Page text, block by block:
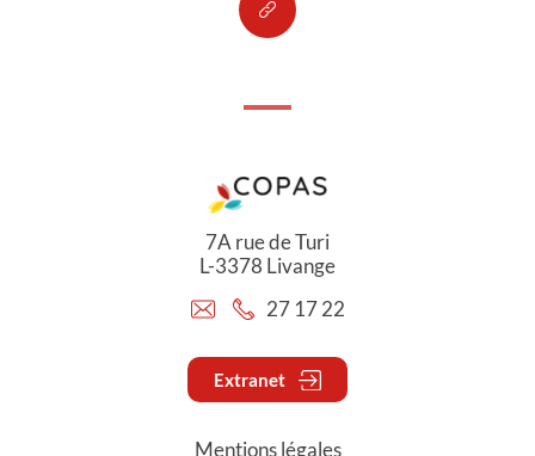
7A rue de Turi
L-3378 Livange
27 17 22
Extranet
Mentions légales